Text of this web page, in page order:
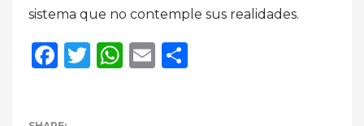
sistema que no contemple sus realidades.
Facebook
Twitter
WhatsApp
Email